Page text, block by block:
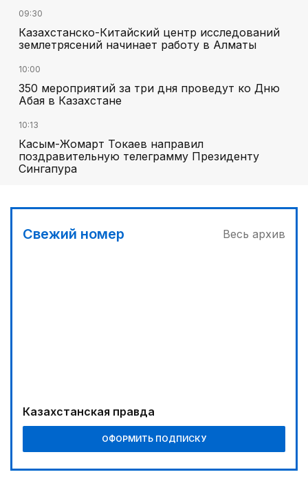
09:30
Казахстанско-Китайский центр исследований
землетрясений начинает работу в Алматы
10:00
350 мероприятий за три дня проведут ко Дню
Абая в Казахстане
10:13
Касым-Жомарт Токаев направил
поздравительную телеграмму Президенту
Сингапура
Свежий номер Весь архив
Казахстанская правда
ОФОРМИТЬ ПОДПИСКУ